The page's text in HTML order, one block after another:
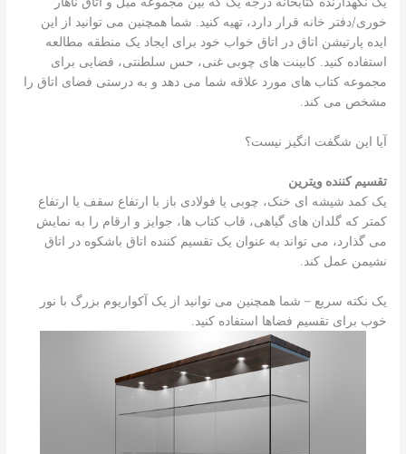
خوری/دفتر خانه قرار دارد، تهیه کنید. شما همچنین می توانید از این
ایده پارتیشن اتاق در اتاق خواب خود برای ایجاد یک منطقه مطالعه
استفاده کنید. کابینت های چوبی غنی، حس سلطنتی، فضایی برای
مجموعه کتاب های مورد علاقه شما می دهد و به درستی فضای اتاق را
مشخص می کند.
آیا این شگفت انگیز نیست؟
تقسیم کننده ویترین
یک کمد شیشه ای خنک، چوبی یا فولادی باز با ارتفاع سقف یا ارتفاع
کمتر که گلدان های گیاهی، قاب کتاب ها، جوایز و ارقام را به نمایش
می گذارد، می تواند به عنوان یک تقسیم کننده اتاق باشکوه در اتاق
نشیمن عمل کند.
یک نکته سریع – شما همچنین می توانید از یک آکواریوم بزرگ با نور
خوب برای تقسیم فضاها استفاده کنید.